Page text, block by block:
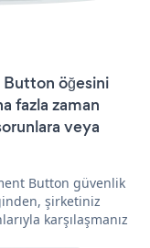
Button öğesini
fazla zaman
veya
Button güvenlik
şirketiniz
karşılaşmanız